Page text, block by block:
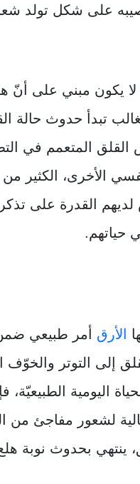
على شكل تولد
يكون مبني على أنّ
تبدأ حدوث حالة
القلق المتعمم في
الأخرى، الكثير
لديهم القدرة على
حياتهم.
الأرق أمر طبيعي
إلى التوتر والخوّف
اليومية
لشعور مفاجئ من
ينتهي بحدوث نوبة